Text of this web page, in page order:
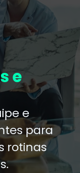
e
e
para
rotinas